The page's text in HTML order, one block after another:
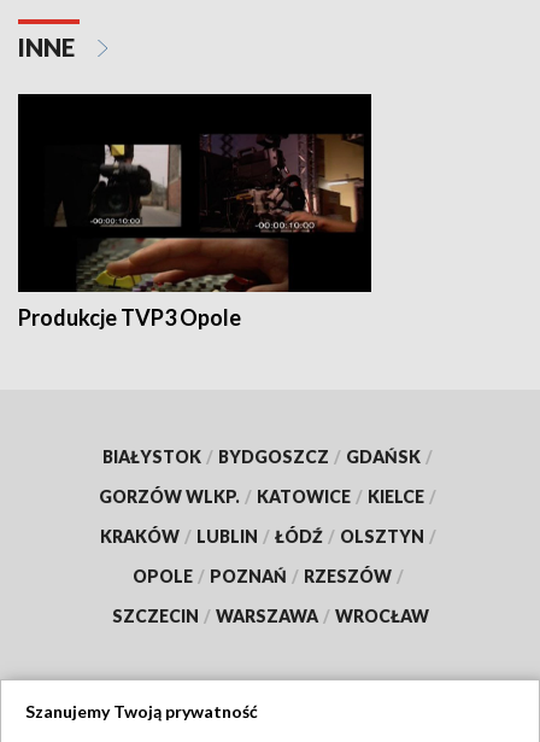
INNE
Produkcje TVP3 Opole
BIAŁYSTOK / BYDGOSZCZ / GDAŃSK /
GORZÓW WLKP. / KATOWICE / KIELCE /
KRAKÓW / LUBLIN / ŁÓDŹ / OLSZTYN /
OPOLE / POZNAŃ / RZESZÓW /
SZCZECIN / WARSZAWA / WROCŁAW
Szanujemy Twoją prywatność